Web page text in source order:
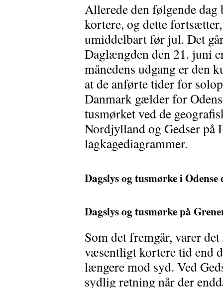
Allerede den følgende dag
kortere, og dette
umiddelbart før jul. Det
Daglængden den 21. juni
månedens udgang er den
at de anførte tider for
Danmark gælder for
tusmørket ved de
Nordjylland og Gedser på
lagkagediagrammer.
Dagslys og tusmørke i
Dagslys og tusmørke på
Som det fremgår, varer
væsentligt kortere tid end
længere mod syd. Ved
sydlig retning når der